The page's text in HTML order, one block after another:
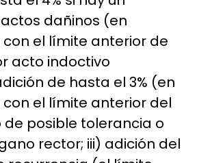
dañinos (en
el límite anterior de
acto indoctivo
de hasta el 3% (en
el límite anterior del
de posible tolerancia o
rector; iii) adición del